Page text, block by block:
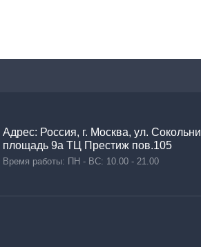
Адрес: Россия, г. Москва, ул.
площадь 9а ТЦ Престиж пов.105
Время работы: ПН - ВС: 10.00 - 21.00